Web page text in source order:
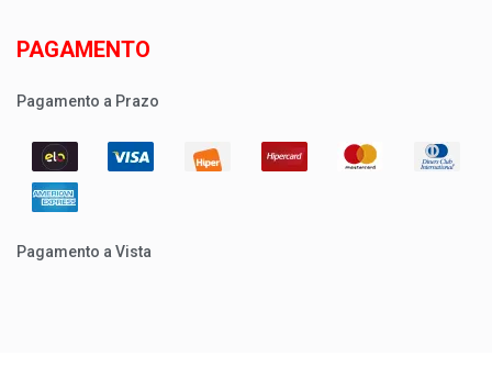
PAGAMENTO
Pagamento a Prazo
Pagamento a Vista